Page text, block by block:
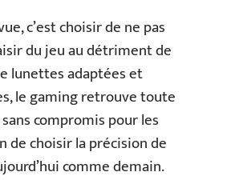
c’est choisir de ne pas
du jeu au détriment de
lunettes adaptées et
le gaming retrouve toute
compromis pour les
de choisir la précision de
comme demain.